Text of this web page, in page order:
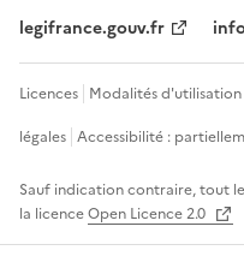
legifrance.gouv.fr
Licences Modalités d'utilisation
légales Accessibilité :
Sauf indication contraire, tout
la licenceOpen Licence 2.0